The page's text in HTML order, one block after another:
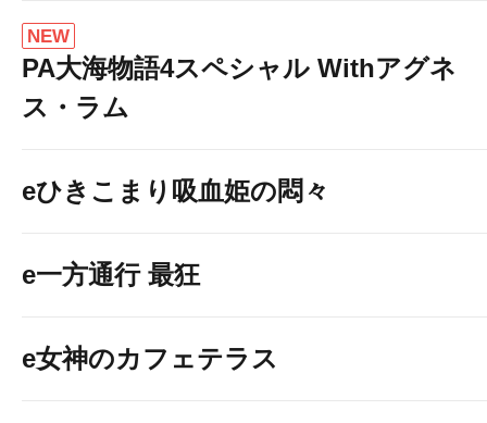
NEW
PA大海物語4スペシャル Withアグネ
ス・ラム
eひきこまり吸血姫の悶々
e一方通行 最狂
e女神のカフェテラス